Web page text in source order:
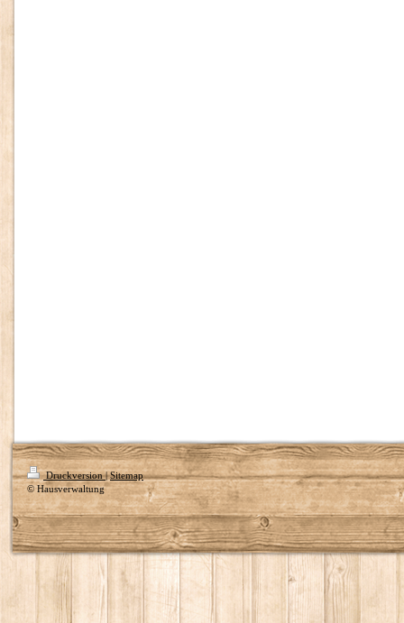
Druckversion| Sitemap
© Hausverwaltung